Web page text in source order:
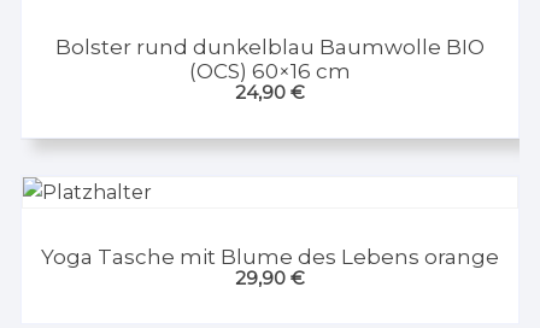
Bolster rund dunkelblau Baumwolle BIO
(OCS) 60×16 cm
24,90 €
Yoga Tasche mit Blume des Lebens orange
29,90 €